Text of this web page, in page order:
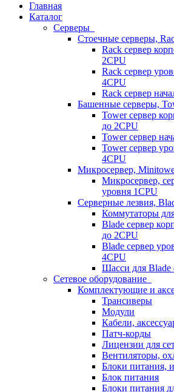
Главная
Каталог
Серверы
Стоечные серверы,
Rack сервер
2CPU
Rack сервер
4CPU
Rack сервер
Башенные серверы,
Tower сервер
до 2CPU
Tower сервер
Tower сервер
4CPU
Микросервер,
Микросервер,
уровня 1CPU
Серверные лезвия,
Коммутаторы
Blade сервер
до 2CPU
Blade сервер
4CPU
Шасси для Blade
Сетевое оборудование
Комплектующие и
Трансиверы
Модули
Кабели,
Патч-корды
Лицензии для
Вентиляторы,
Блоки питания,
Блок питания
Блоки питания